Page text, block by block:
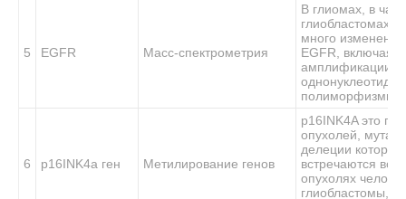
5 EGFR Масс-спектрометрия
В глиомах, в
глиобластомах,
много
EGFR, включая
амплификации,
полиморфизмы
6 p16INK4a ген Метилирование генов
p16INK4A это
опухолей,
делеции
встречаются во
опухолях
глиобластомы,